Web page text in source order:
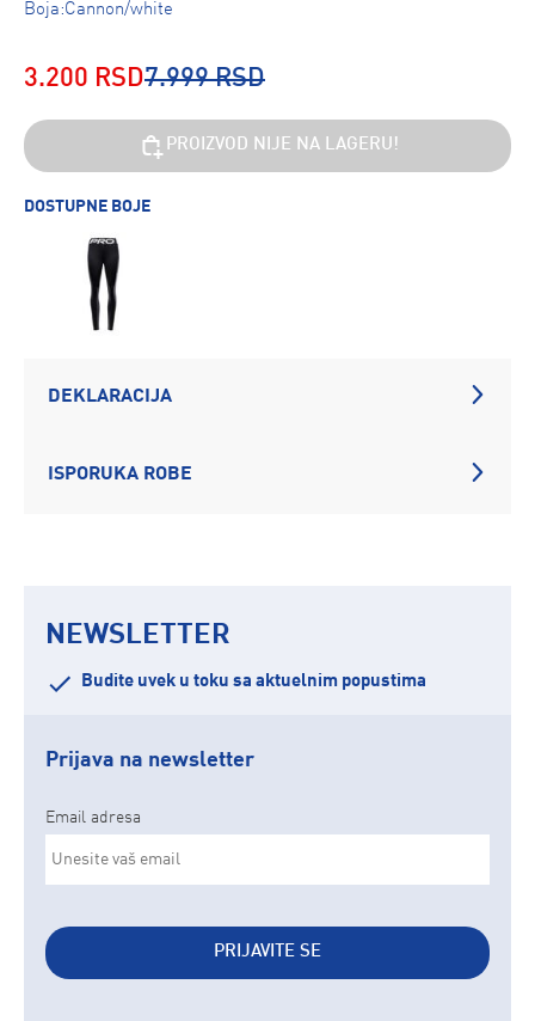
Boja:Cannon/white
3.200 RSD7.999 RSD
PROIZVOD NIJE NA LAGERU!
DOSTUPNE BOJE
DEKLARACIJA
ISPORUKA ROBE
NEWSLETTER
Budite uvek u toku sa aktuelnim popustima
Prijava na newsletter
Email adresa
PRIJAVITE SE